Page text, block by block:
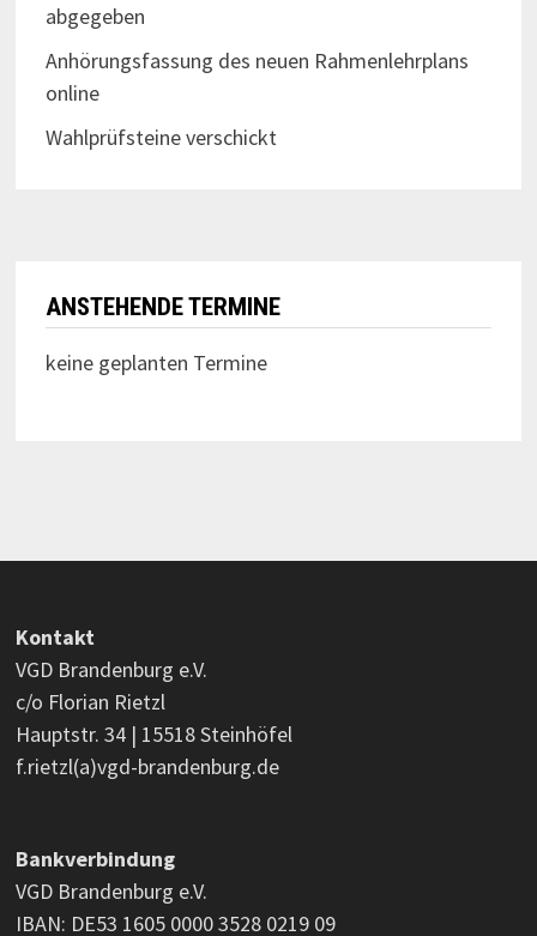
abgegeben
Anhörungsfassung des neuen Rahmenlehrplans
online
Wahlprüfsteine verschickt
ANSTEHENDE TERMINE
keine geplanten Termine
Kontakt
VGD Brandenburg e.V.
c/o Florian Rietzl
Hauptstr. 34 | 15518 Steinhöfel
f.rietzl(a)vgd-brandenburg.de
Bankverbindung
VGD Brandenburg e.V.
IBAN: DE53 1605 0000 3528 0219 09